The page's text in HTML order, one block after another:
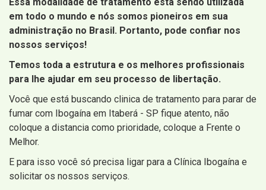
Essa modalidade de tratamento está sendo utilizada
em todo o mundo e nós somos pioneiros em sua
administração no Brasil. Portanto, pode confiar nos
nossos serviços!
Temos toda a estrutura e os melhores profissionais
para lhe ajudar em seu processo de libertação.
Você que está buscando clinica de tratamento para parar de
fumar com Ibogaína em Itaberá - SP fique atento, não
coloque a distancia como prioridade, coloque a Frente o
Melhor.
E para isso você só precisa ligar para a Clínica Ibogaína e
solicitar os nossos serviços.